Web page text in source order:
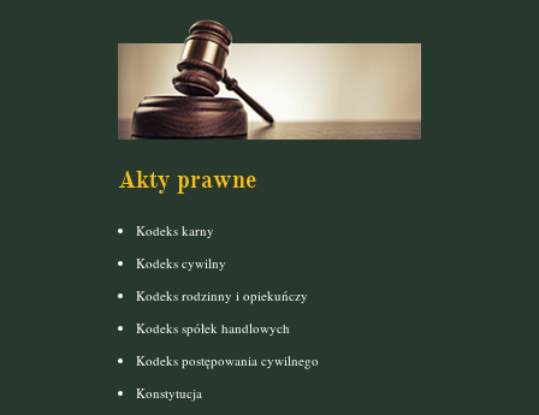
Akty prawne
Kodeks karny
Kodeks cywilny
Kodeks rodzinny i opiekuńczy
Kodeks spółek handlowych
Kodeks postępowania cywilnego
Konstytucja